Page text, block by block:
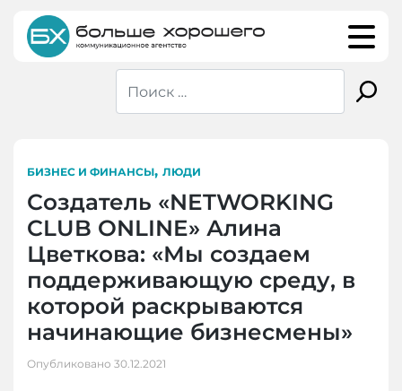
content
БИЗНЕС И ФИНАНСЫ, ЛЮДИ
Создатель «NETWORKING
CLUB ONLINE» Алина
Цветкова: «Мы создаем
поддерживающую среду, в
которой раскрываются
начинающие бизнесмены»
Опубликовано 30.12.2021